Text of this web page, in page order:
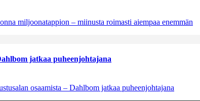
miljoonatappion – miinusta roimasti aiempaa enemmän
jatkaa puheenjohtajana
osaamista – Dahlbom jatkaa puheenjohtajana